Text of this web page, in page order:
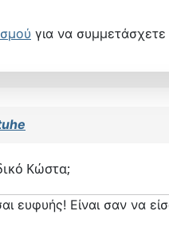
για να
Κώστα;
ευφυής! Είναι σαν να